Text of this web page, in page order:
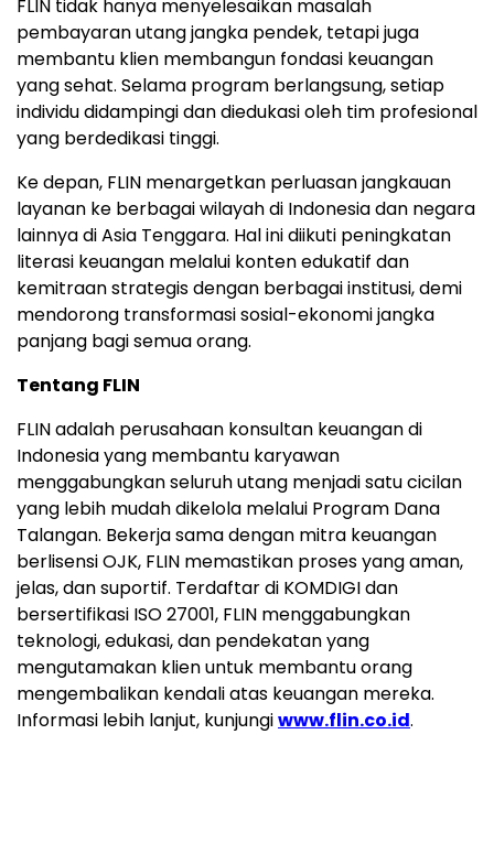
FLIN tidak hanya menyelesaikan masalah
pembayaran utang jangka pendek, tetapi juga
membantu klien membangun fondasi keuangan
yang sehat. Selama program berlangsung, setiap
individu didampingi dan diedukasi oleh tim profesional
yang berdedikasi tinggi.
Ke depan, FLIN menargetkan perluasan jangkauan
layanan ke berbagai wilayah di Indonesia dan negara
lainnya di Asia Tenggara. Hal ini diikuti peningkatan
literasi keuangan melalui konten edukatif dan
kemitraan strategis dengan berbagai institusi, demi
mendorong transformasi sosial-ekonomi jangka
panjang bagi semua orang.
Tentang FLIN
FLIN adalah perusahaan konsultan keuangan di
Indonesia yang membantu karyawan
menggabungkan seluruh utang menjadi satu cicilan
yang lebih mudah dikelola melalui Program Dana
Talangan. Bekerja sama dengan mitra keuangan
berlisensi OJK, FLIN memastikan proses yang aman,
jelas, dan suportif. Terdaftar di KOMDIGI dan
bersertifikasi ISO 27001, FLIN menggabungkan
teknologi, edukasi, dan pendekatan yang
mengutamakan klien untuk membantu orang
mengembalikan kendali atas keuangan mereka.
Informasi lebih lanjut, kunjungiwww.flin.co.id.